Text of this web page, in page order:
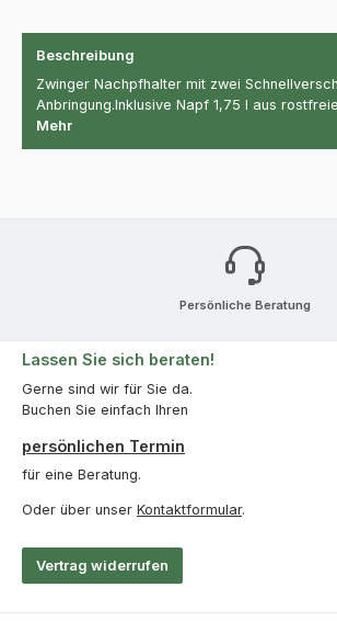
Beschreibung
Zwinger Nachpfhalter mit zwei
Anbringung.Inklusive Napf 1,75 l aus
Mehr
Persönliche Beratung
Lassen Sie sich beraten!
Gerne sind wir für Sie da.
Buchen Sie einfach Ihren
persönlichen Termin
für eine Beratung.
Oder über unser Kontaktformular.
Vertrag widerrufen